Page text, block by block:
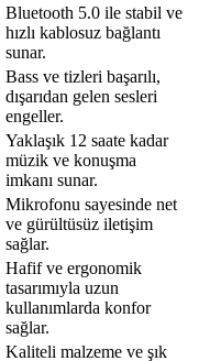
Bluetooth 5.0 ile stabil ve
hızlı kablosuz bağlantı
sunar.
Bass ve tizleri başarılı,
dışarıdan gelen sesleri
engeller.
Yaklaşık 12 saate kadar
müzik ve konuşma
imkanı sunar.
Mikrofonu sayesinde net
ve gürültüsüz iletişim
sağlar.
Hafif ve ergonomik
tasarımıyla uzun
kullanımlarda konfor
sağlar.
Kaliteli malzeme ve şık